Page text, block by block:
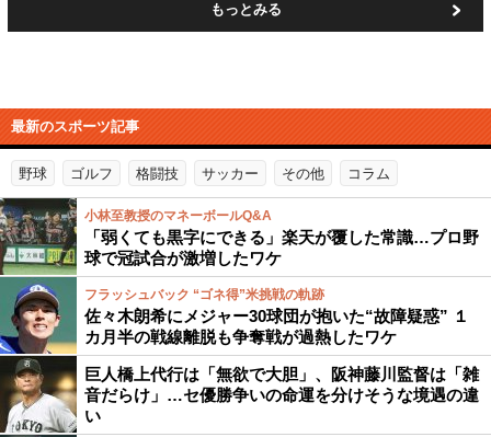
もっとみる
最新のスポーツ記事
野球 ゴルフ 格闘技 サッカー その他 コラム
小林至教授のマネーボールQ&A
「弱くても黒字にできる」楽天が覆した常識…プロ野
球で冠試合が激増したワケ
フラッシュバック “ゴネ得”米挑戦の軌跡
佐々木朗希にメジャー30球団が抱いた“故障疑惑” １
カ月半の戦線離脱も争奪戦が過熱したワケ
巨人橋上代行は「無欲で大胆」、阪神藤川監督は「雑
音だらけ」…セ優勝争いの命運を分けそうな境遇の違
い